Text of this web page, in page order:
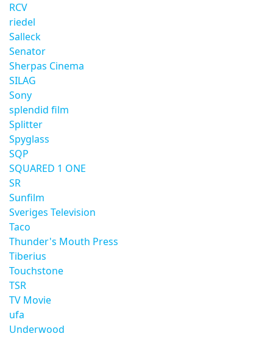
RCV
riedel
Salleck
Senator
Sherpas Cinema
SILAG
Sony
splendid film
Splitter
Spyglass
SQP
SQUARED 1 ONE
SR
Sunfilm
Sveriges Television
Taco
Thunder's Mouth Press
Tiberius
Touchstone
TSR
TV Movie
ufa
Underwood